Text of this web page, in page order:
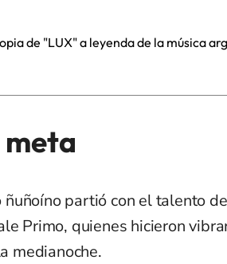
de "LUX" a leyenda de la música
meta
partió con el talento
Primo, quienes hicieron
medianoche.